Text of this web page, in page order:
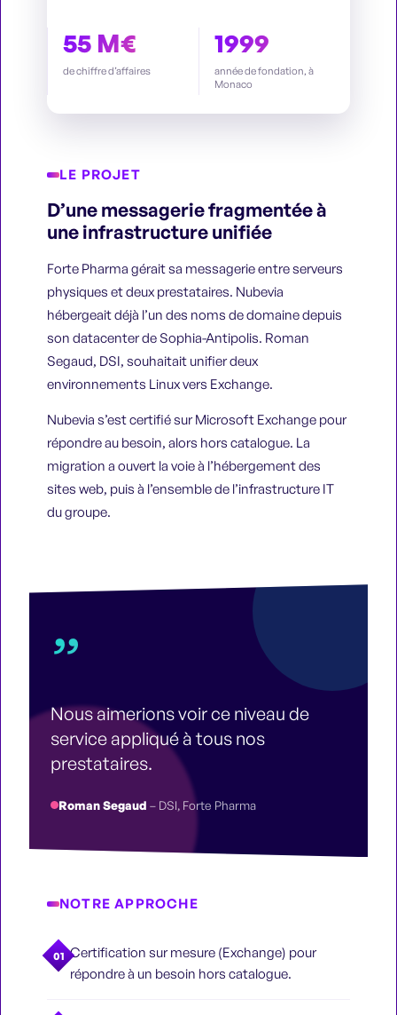
55 M€
de chiffre d’affaires
1999
année de fondation, à
Monaco
LE PROJET
D’une messagerie fragmentée à
une infrastructure unifiée
Forte Pharma gérait sa messagerie entre serveurs
physiques et deux prestataires. Nubevia
hébergeait déjà l’un des noms de domaine depuis
son datacenter de Sophia-Antipolis. Roman
Segaud, DSI, souhaitait unifier deux
environnements Linux vers Exchange.
Nubevia s’est certifié sur Microsoft Exchange pour
répondre au besoin, alors hors catalogue. La
migration a ouvert la voie à l’hébergement des
sites web, puis à l’ensemble de l’infrastructure IT
du groupe.
”
Nous aimerions voir ce niveau de
service appliqué à tous nos
prestataires.
Roman Segaud – DSI, Forte Pharma
NOTRE APPROCHE
01 Certification sur mesure (Exchange) pour
répondre à un besoin hors catalogue.